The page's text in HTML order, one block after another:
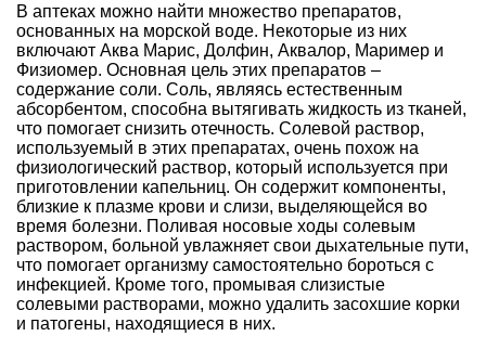
В аптеках можно найти множество препаратов,
основанных на морской воде. Некоторые из них
включают Аква Марис, Долфин, Аквалор, Маример и
Физиомер. Основная цель этих препаратов –
содержание соли. Соль, являясь естественным
абсорбентом, способна вытягивать жидкость из тканей,
что помогает снизить отечность. Солевой раствор,
используемый в этих препаратах, очень похож на
физиологический раствор, который используется при
приготовлении капельниц. Он содержит компоненты,
близкие к плазме крови и слизи, выделяющейся во
время болезни. Поливая носовые ходы солевым
раствором, больной увлажняет свои дыхательные пути,
что помогает организму самостоятельно бороться с
инфекцией. Кроме того, промывая слизистые
солевыми растворами, можно удалить засохшие корки
и патогены, находящиеся в них.